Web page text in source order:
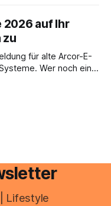
rund um
diesem Leitfaden
Einstieg
2026 auf Ihr
zu
Wer noch eine
E-Mail & Cloud
Lifestyle